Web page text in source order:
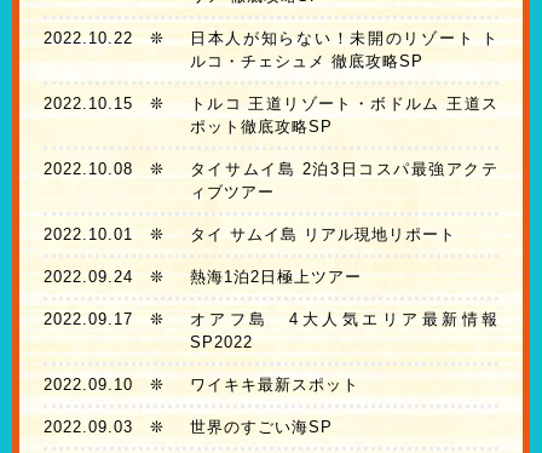
2022.10.22 ❊
日本人が知らない！未開のリゾート ト
ルコ・チェシュメ 徹底攻略SP
2022.10.15 ❊
トルコ 王道リゾート・ボドルム 王道ス
ポット徹底攻略SP
2022.10.08 ❊
タイサムイ島 2泊3日コスパ最強アクテ
ィブツアー
2022.10.01 ❊ タイ サムイ島 リアル現地リポート
2022.09.24 ❊ 熱海1泊2日極上ツアー
2022.09.17 ❊
オアフ島 4大人気エリア最新情報
SP2022
2022.09.10 ❊ ワイキキ最新スポット
2022.09.03 ❊ 世界のすごい海SP